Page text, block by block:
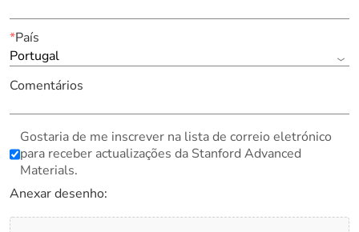
*País
Portugal
Comentários
Gostaria de me inscrever na lista de correio eletrónico
para receber actualizações da Stanford Advanced
Materials.
Anexar desenho: